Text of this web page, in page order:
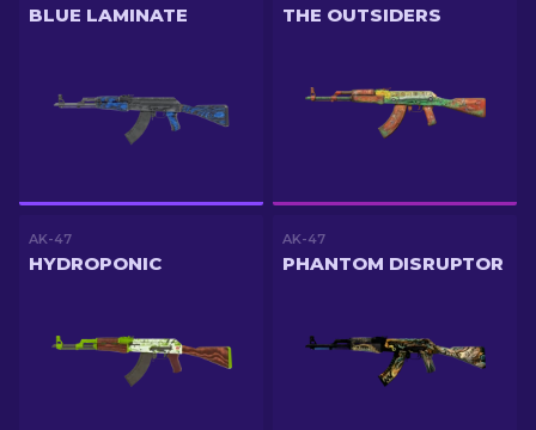
BLUE LAMINATE THE OUTSIDERS
AK-47
HYDROPONIC
AK-47
PHANTOM DISRUPTOR